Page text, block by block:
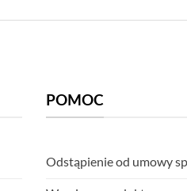
POMOC
Odstąpienie od umowy